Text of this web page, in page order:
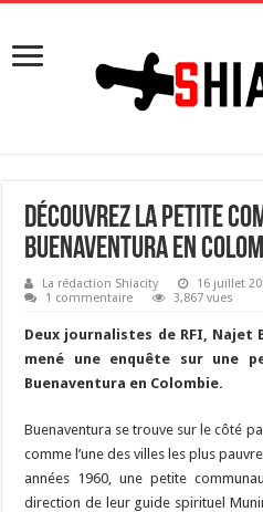
Découvrez la petite
Buenaventura en
La rédaction Shiacity 16 juillet
1 commentaire
3,867 vues
Deux journalistes de RFI, Najet
mené une enquête sur une
Buenaventura en Colombie.
Buenaventura se trouve sur le côté
comme l’une des villes les plus
années 1960, une petite
direction de leur guide spirituel